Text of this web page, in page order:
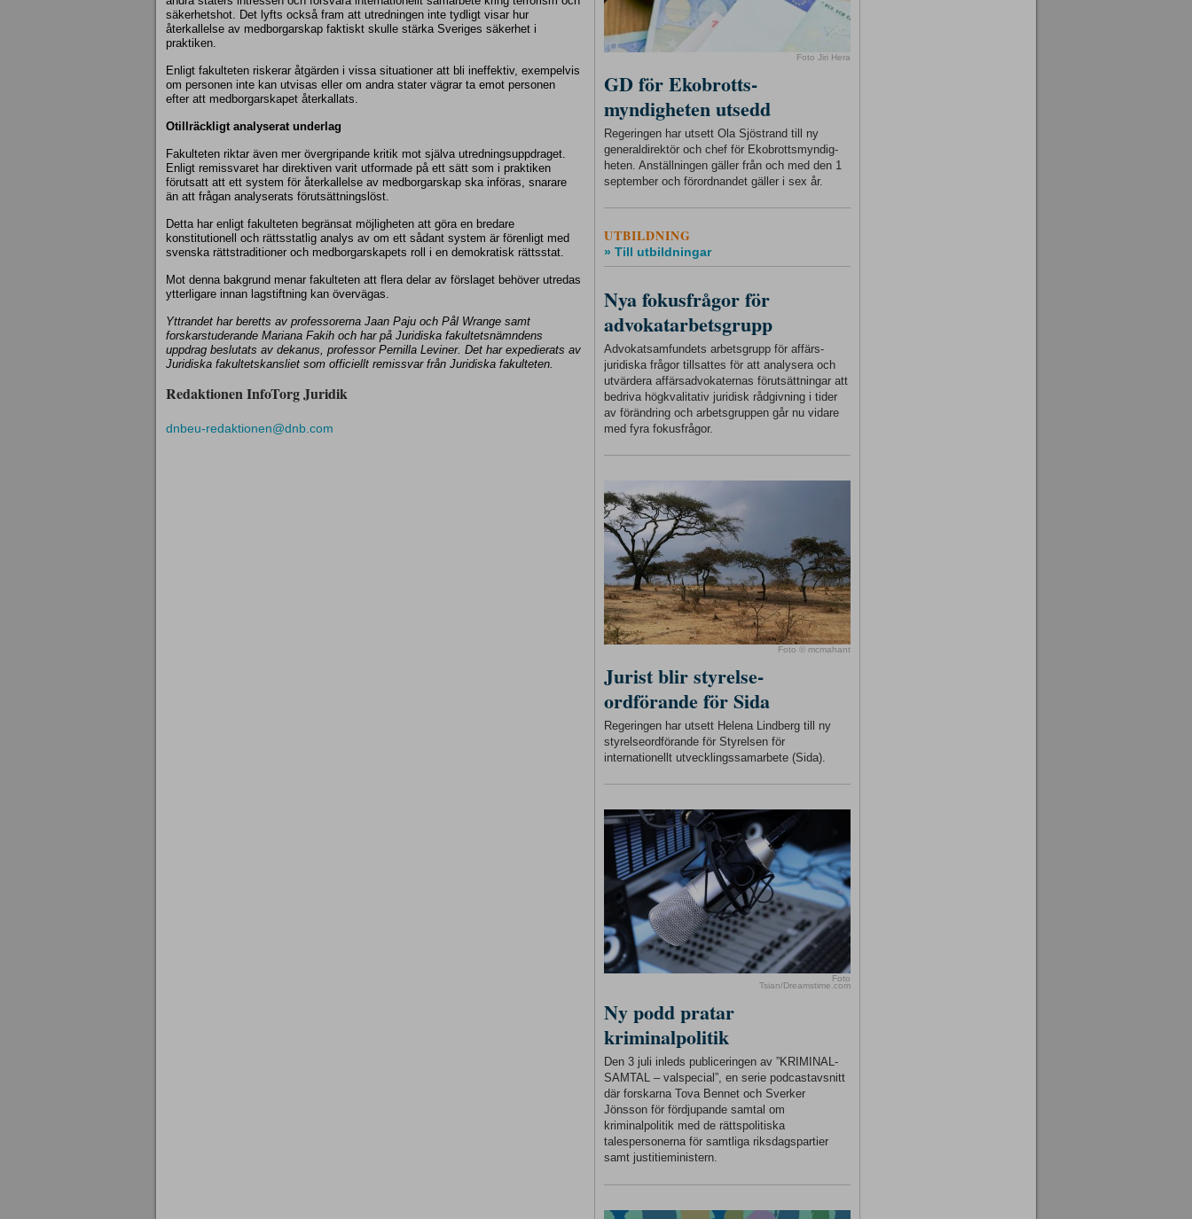
säkerhetshot. Det lyfts också fram att utredningen inte tydligt visar hur
återkallelse av medborgarskap faktiskt skulle stärka Sveriges säkerhet i
praktiken.
Enligt fakulteten riskerar åtgärden i vissa situationer att bli ineffektiv, exempelvis
om personen inte kan utvisas eller om andra stater vägrar ta emot personen
efter att medborgarskapet återkallats.
Otillräckligt analyserat underlag
Fakulteten riktar även mer övergripande kritik mot själva utredningsuppdraget.
Enligt remissvaret har direktiven varit utformade på ett sätt som i praktiken
förutsatt att ett system för återkallelse av medborgarskap ska införas, snarare
än att frågan analyserats förutsättningslöst.
Detta har enligt fakulteten begränsat möjligheten att göra en bredare
konstitutionell och rättsstatlig analys av om ett sådant system är förenligt med
svenska rättstraditioner och medborgarskapets roll i en demokratisk rättsstat.
Mot denna bakgrund menar fakulteten att flera delar av förslaget behöver utredas
ytterligare innan lagstiftning kan övervägas.
Yttrandet har beretts av professorerna Jaan Paju och Pål Wrange samt
forskarstuderande Mariana Fakih och har på Juridiska fakultetsnämndens
uppdrag beslutats av dekanus, professor Pernilla Leviner. Det har expedierats av
Juridiska fakultetskansliet som officiellt remissvar från Juridiska fakulteten.
Redaktionen InfoTorg Juridik
dnbeu-redaktionen@dnb.com
Foto Jiri Hera
GD för Ekobrotts-
myndigheten utsedd
Regeringen har utsett Ola Sjöstrand till ny
generaldirektör och chef för Ekobrottsmyndig-
heten. Anställningen gäller från och med den 1
september och förordnandet gäller i sex år.
UTBILDNING
» Till utbildningar
Nya fokusfrågor för
advokatarbetsgrupp
Advokatsamfundets arbetsgrupp för affärs-
juridiska frågor tillsattes för att analysera och
utvärdera affärsadvokaternas förutsättningar att
bedriva högkvalitativ juridisk rådgivning i tider
av förändring och arbetsgruppen går nu vidare
med fyra fokusfrågor.
Foto © mcmahant
Jurist blir styrelse-
ordförande för Sida
Regeringen har utsett Helena Lindberg till ny
styrelseordförande för Styrelsen för
internationellt utvecklingssamarbete (Sida).
Foto
Tsian/Dreamstime.com
Ny podd pratar
kriminalpolitik
Den 3 juli inleds publiceringen av ”KRIMINAL-
SAMTAL – valspecial”, en serie podcastavsnitt
där forskarna Tova Bennet och Sverker
Jönsson för fördjupande samtal om
kriminalpolitik med de rättspolitiska
talespersonerna för samtliga riksdagspartier
samt justitieministern.